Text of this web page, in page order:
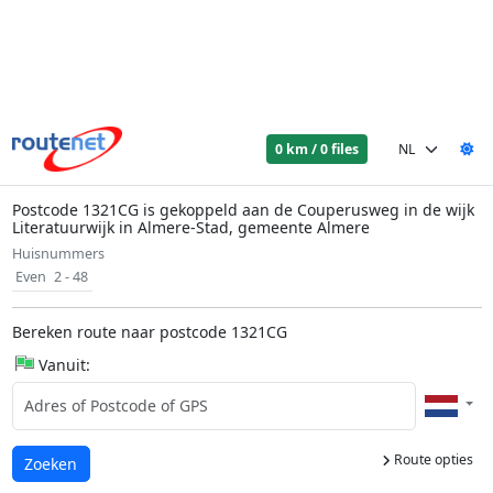
0 km / 0 files
Postcode 1321CG is gekoppeld aan de Couperusweg in de wijk
Literatuurwijk in Almere-Stad, gemeente Almere
Huisnummers
Even 2 - 48
Bereken route naar postcode 1321CG
Vanuit:
Route opties
Laden...
Zoeken